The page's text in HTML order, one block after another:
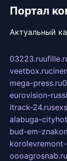
Портал
Актуальный
03223.ru
veetbox.ru
mega-press.ru
eurovision-
itrack-24.ru
alabuga-
bud-em-
oooagrosnab.ru